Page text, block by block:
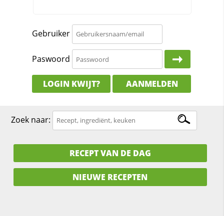
Gebruiker
Paswoord
LOGIN KWIJT? AANMELDEN
Zoek naar:
RECEPT VAN DE DAG
NIEUWE RECEPTEN